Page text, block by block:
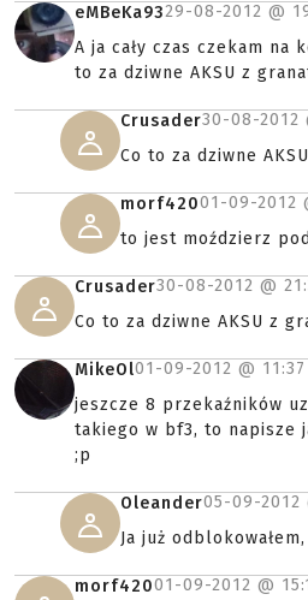
eMBeKa9329-08-2012 @
A ja cały czas czekam na
to za dziwne AKSU z
Crusader30-08-2012
Co to za dziwne
morf42001-09-2012
to jest moździerz
Crusader30-08-2012 @
Co to za dziwne AKSU z
MikeOl01-09-2012 @ 11:37
jeszcze 8 przekaźników
takiego w bf3, to napisze
;p
Oleander05-09-2012
Ja już
morf42001-09-2012 @